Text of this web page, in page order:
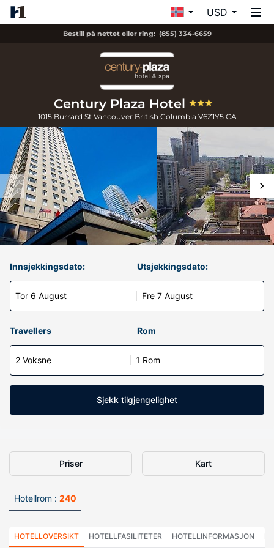
USD
Bestill på nettet eller ring: (855) 334-6659
Century Plaza Hotel
1015 Burrard St Vancouver British Columbia V6Z1Y5 CA
Innsjekkingsdato:
Tor 6 August
Utsjekkingsdato:
Fre 7 August
Travellers Rom
2 Voksne 1 Rom
Sjekk tilgjengelighet
Priser Kart
Hotellrom : 240
HOTELLOVERSIKT HOTELLFASILITETER HOTELLINFORMASJON